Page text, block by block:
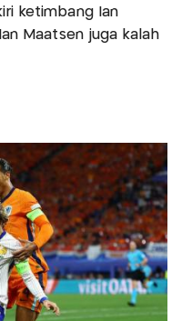
ketimbang Ian
Maatsen juga kalah